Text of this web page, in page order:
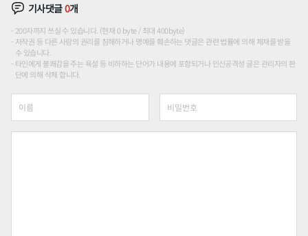
기사댓글0개
200자까지 쓰실 수 있습니다. (현재 0 byte / 최대 400byte)
저작권 등 다른 사람의 권리를 침해하거나 명예를 훼손하는 댓글은 관련 법률에 의해 제재를 받을
수 있습니다.
타인에게 불쾌감을 주는 욕설 등 비하하는 단어가 내용에 포함되거나 인신공격성 글은 관리자의 판
단에 의해 삭제 합니다.